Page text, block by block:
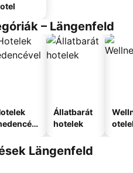
– Längenfeld
Állatbarát
hotelek
Längenfeld